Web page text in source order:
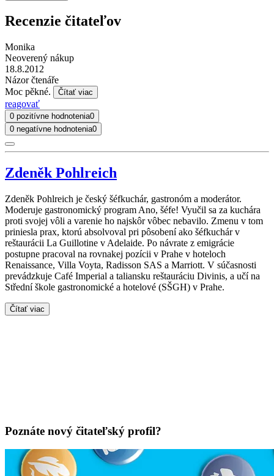
Recenzie čitateľov
Monika
Neoverený nákup
18.8.2012
Názor čtenáře
Moc pěkné.
Čítať viac
reagovať
0 pozitívne hodnotenia0
0 negatívne hodnotenia0
Zdeněk Pohlreich
Zdeněk Pohlreich je český šéfkuchár, gastronóm a moderátor.
Moderuje gastronomický program Ano, šéfe! Vyučil sa za kuchára
proti svojej vôli a varenie ho najskôr vôbec nebavilo. Zmenu v tom
priniesla prax, ktorú absolvoval pri pôsobení ako šéfkuchár v
reštaurácii La Guillotine v Adelaide. Po návrate z emigrácie
postupne pracoval na rovnakej pozícii v Prahe v hoteloch
Renaissance, Villa Voyta, Radisson SAS a Marriott. V súčasnosti
prevádzkuje Café Imperial a taliansku reštauráciu Divinis, a učí na
Střední škole gastronomické a hotelové (SŠGH) v Prahe.
Čítať viac
Poznáte nový čitateľský profil?